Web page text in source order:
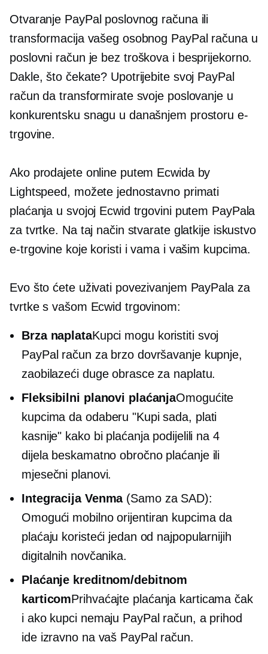
Otvaranje PayPal poslovnog računa ili
transformacija vašeg osobnog PayPal računa u
poslovni račun je bez troškova i besprijekorno.
Dakle, što čekate? Upotrijebite svoj PayPal
račun da transformirate svoje poslovanje u
konkurentsku snagu u današnjem prostoru e-
trgovine.
Ako prodajete online putem Ecwida by
Lightspeed, možete jednostavno primati
plaćanja u svojoj Ecwid trgovini putem PayPala
za tvrtke. Na taj način stvarate glatkije iskustvo
e-trgovine koje koristi i vama i vašim kupcima.
Evo što ćete uživati ​​povezivanjem PayPala za
tvrtke s vašom Ecwid trgovinom:
Brza naplataKupci mogu koristiti svoj
PayPal račun za brzo dovršavanje kupnje,
zaobilazeći duge obrasce za naplatu.
Fleksibilni planovi plaćanjaOmogućite
kupcima da odaberu "Kupi sada, plati
kasnije" kako bi plaćanja podijelili na 4
dijela beskamatno obročno plaćanje ili
mjesečni planovi.
Integracija Venma (Samo za SAD):
Omogući mobilno orijentiran kupcima da
plaćaju koristeći jedan od najpopularnijih
digitalnih novčanika.
Plaćanje kreditnom/debitnom
karticomPrihvaćajte plaćanja karticama čak
i ako kupci nemaju PayPal račun, a prihod
ide izravno na vaš PayPal račun.